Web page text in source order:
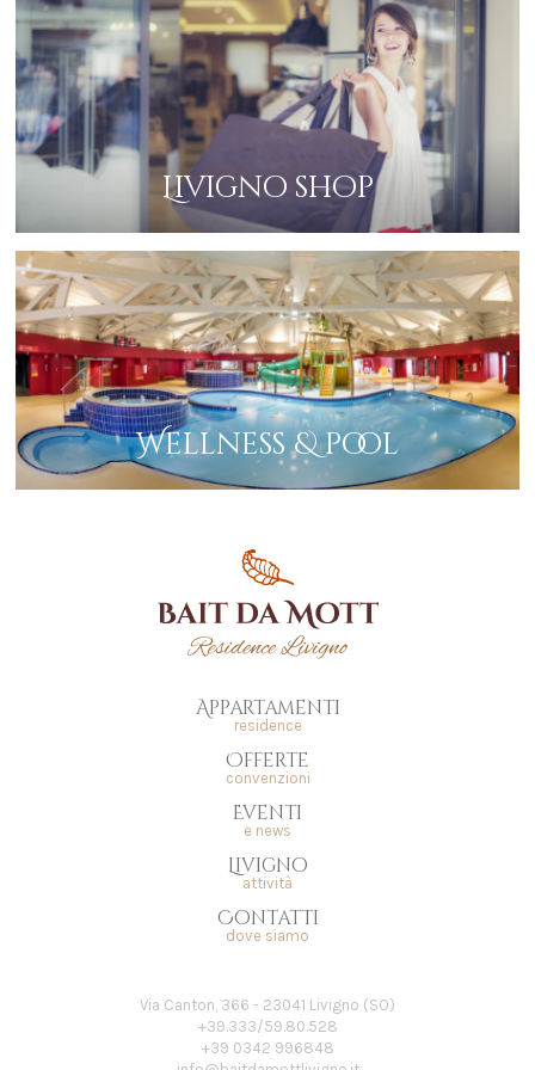
dell’Interessato (Art. 49, c. 1, lett. b) e c) Reg. Ue 2016/679.
7. Diritti dell’Interessato e modalità di esercizio
L’'Interessato potrà esercitare, in relazione al trattamento dei dati ivi descritto, i
diritti previsti dal Reg. Ue 2016/679 (artt. 15-21), ivi inclusi:
ricevere conferma dell’esistenza dei dati e accedere al loro contenuto (diritti di
accesso);
aggiornare, modificare e/o correggere i dati (diritto di rettifica);
chiederne la cancellazione o la limitazione del trattamento dei dati trattati in
violazione di legge compresi quelli di cui non è necessaria la conservazione in
relazione agli scopi per i quali i dati sono stati raccolti o altrimenti trattati
(diritto all'oblio e diritto alla limitazione);
opporsi al trattamento (diritto di opposizione);
nei casi in cui il trattamento sia basata sul suo consenso, la possibilità di
revocare il consenso stesso in qualsiasi momento senza che ciò pregiudichi la
proporre reclamo all'Autorità di controllo (Garante per la protezione dei dati
personali www.garanteprivacy.it) in caso di violazione della disciplina in materia
di protezione dei dati personali;
ricevere copia in formato elettronico dei fati che lo riguardano come Interessato,
quando tali fati siano stati resi nel contesto del contratto e chiedere che tali dati
siano trasmessi ad un altro titolare del trattamento (diritto alla portabilità dei
dati).
Per esercitare tali diritti l'Interessato può contattare il Titolare del trattamento
ai seguenti contatti: e-mail info@baitdamottlivigno.it; tel. +39 0342 996848;
raccomandata alla sede legale del Titolare sopra indicata.
Livigno shop
Wellness & pool
Appartamenti
residence
Offerte
convenzioni
Eventi
e news
Livigno
attività
Contatti
dove siamo
Via Canton, 366 - 23041 Livigno (SO)
+39.333/59.80.528
+39 0342 996848